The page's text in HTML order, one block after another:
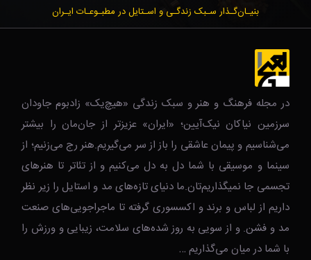
بنیـان‌گـذار سـبک زندگـی و اسـتایل در مطبـوعـات ایـران
در مجله فرهنگ و هنر و سبک زندگی‌ «هیچ‌یک» زادبوم جاودان
سرزمین نیاکان نیک‌‌‌آیین؛ «ایران» عزیزتر از جان‌مان را بیشتر
می‌شناسیم و پیمان عاشقی را باز از سر می‌گیریم.هنر رج می‌زنیم؛ از
سینما و موسیقی با شما دل به دل می‌کنیم و از تئاتر تا هنرهای
تجسمی جا نمیگذاریم‌تان.ما دنیای تازه‌های مد و استایل را زیر نظر
داریم از لباس و برند و اکسسوری گرفته تا ماجراجویی‌های صنعت
مد و فشن. و از سویی به روز شده‌های سلامت، زیبایی و ورزش را
با شما در میان می‌گذاریم …